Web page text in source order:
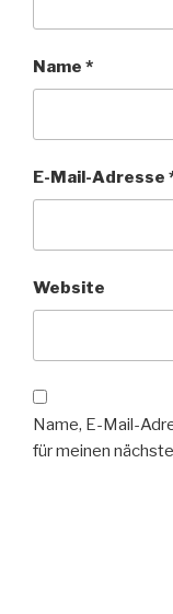
Name *
E-Mail-Adresse
Website
Name, E-Mail-
für meinen